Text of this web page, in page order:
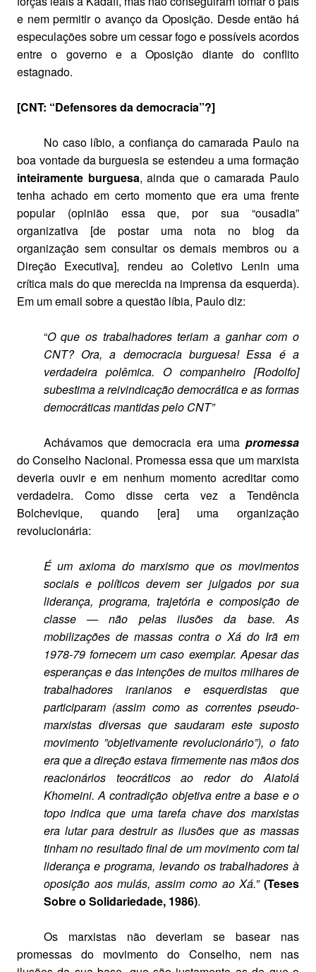
e nem permitir o avanço da Oposição. Desde então há
especulações sobre um cessar fogo e possíveis acordos
entre o governo e a Oposição diante do conflito
estagnado.
[CNT: “Defensores da democracia”?]
No caso líbio, a confiança do camarada Paulo na
boa vontade da burguesia se estendeu a uma formação
inteiramente burguesa, ainda que o camarada Paulo
tenha achado em certo momento que era uma frente
popular (opinião essa que, por sua “ousadia”
organizativa [de postar uma nota no blog da
organização sem consultar os demais membros ou a
Direção Executiva], rendeu ao Coletivo Lenin uma
crítica mais do que merecida na imprensa da esquerda).
Em um email sobre a questão líbia, Paulo diz:
“O que os trabalhadores teriam a ganhar com o
CNT? Ora, a democracia burguesa! Essa é a
verdadeira polêmica. O companheiro [Rodolfo]
subestima a reivindicação democrática e as formas
democráticas mantidas pelo CNT”
Achávamos que democracia era uma promessa
do Conselho Nacional. Promessa essa que um marxista
deveria ouvir e em nenhum momento acreditar como
verdadeira. Como disse certa vez a Tendência
Bolchevique, quando [era] uma organização
revolucionária:
É um axioma do marxismo que os movimentos
sociais e políticos devem ser julgados por sua
liderança, programa, trajetória e composição de
classe — não pelas ilusões da base. As
mobilizações de massas contra o Xá do Irã em
1978-79 fornecem um caso exemplar. Apesar das
esperanças e das intenções de muitos milhares de
trabalhadores iranianos e esquerdistas que
participaram (assim como as correntes pseudo-
marxistas diversas que saudaram este suposto
movimento ”objetivamente revolucionário”), o fato
era que a direção estava firmemente nas mãos dos
reacionários teocráticos ao redor do Aiatolá
Khomeini. A contradição objetiva entre a base e o
topo indica que uma tarefa chave dos marxistas
era lutar para destruir as ilusões que as massas
tinham no resultado final de um movimento com tal
liderança e programa, levando os trabalhadores à
oposição aos mulás, assim como ao Xá.” (Teses
Sobre o Solidariedade, 1986).
Os marxistas não deveriam se basear nas
promessas do movimento do Conselho, nem nas